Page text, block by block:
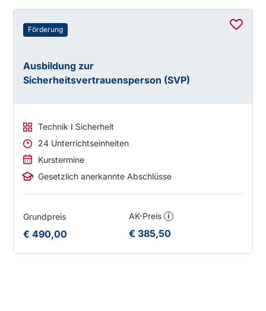
Förderung
Ausbildung zur
Sicherheitsvertrauensperson (SVP)
Technik I Sicherheit
24 Unterrichtseinheiten
Kurstermine
Gesetzlich anerkannte Abschlüsse
Grundpreis
€ 490,00
AK-Preis i
€ 385,50